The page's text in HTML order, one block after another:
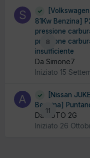
8
81Kw Benzina]
pressione
pressione
insufficiente
Da Simone7
Iniziato 15
11
[Nissan
Benzina]
Da AUTO 2G
Iniziato 26